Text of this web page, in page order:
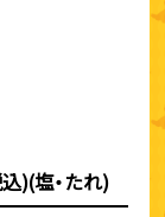
)(塩・たれ)